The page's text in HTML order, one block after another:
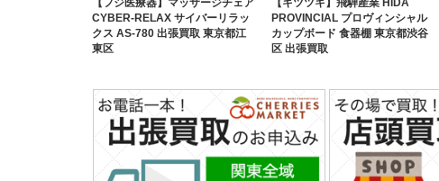
CYBER-RELAX サイバーリラッ
クス AS-780 出張買取 東京都江
東区
PROVINCIAL プロヴィンシャル
カップボード 食器棚 東京都渋谷
区 出張買取